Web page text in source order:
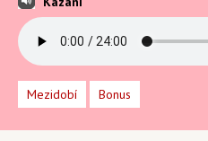
Mezidobí Bonus